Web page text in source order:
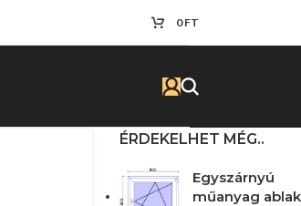
0FT
ÉRDEKELHET MÉG..
Egyszárnyú
műanyag ablak